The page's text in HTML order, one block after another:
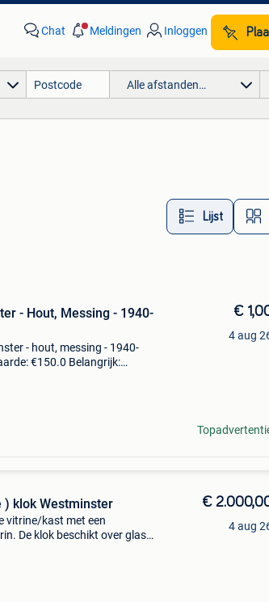
Chat Meldingen Inloggen
Alle afstanden…
Lijst
- Hout, Messing - 1940-
- hout, messing - 1940-
€150.0 Belangrijk:
€
4 aug
klok Westminster
vitrine/kast met een
De klok beschikt over glas
€
4 aug